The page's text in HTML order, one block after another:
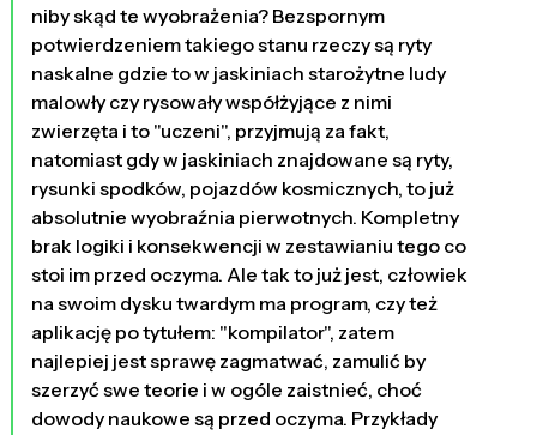
niby skąd te wyobrażenia? Bezspornym
potwierdzeniem takiego stanu rzeczy są ryty
naskalne gdzie to w jaskiniach starożytne ludy
malowły czy rysowały współżyjące z nimi
zwierzęta i to "uczeni", przyjmują za fakt,
natomiast gdy w jaskiniach znajdowane są ryty,
rysunki spodków, pojazdów kosmicznych, to już
absolutnie wyobraźnia pierwotnych. Kompletny
brak logiki i konsekwencji w zestawianiu tego co
stoi im przed oczyma. Ale tak to już jest, człowiek
na swoim dysku twardym ma program, czy też
aplikację po tytułem: "kompilator", zatem
najlepiej jest sprawę zagmatwać, zamulić by
szerzyć swe teorie i w ogóle zaistnieć, choć
dowody naukowe są przed oczyma. Przykłady